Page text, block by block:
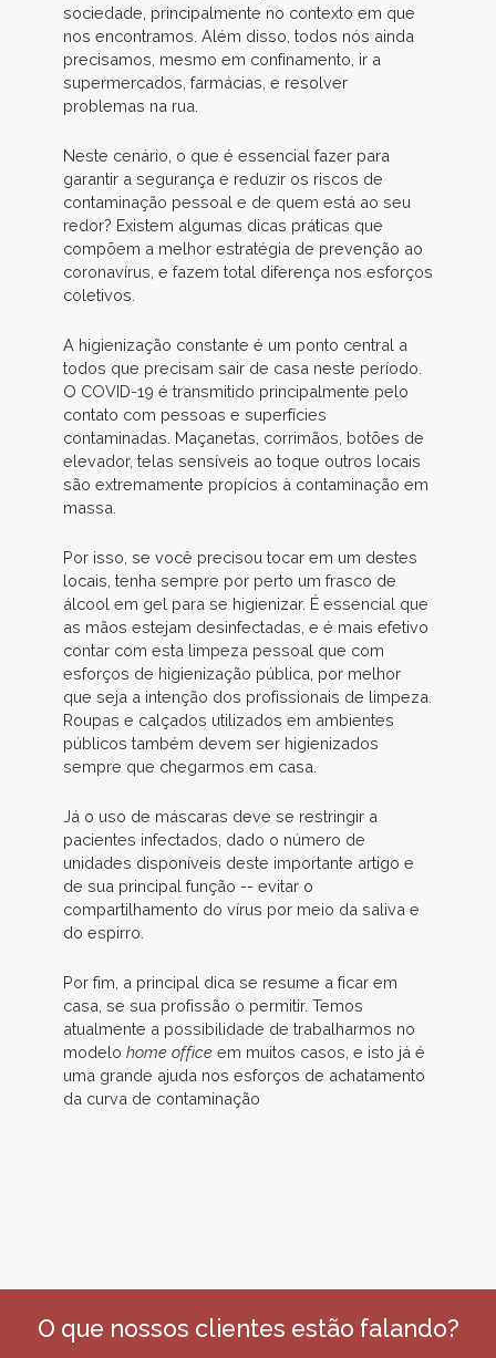
sociedade, principalmente no contexto em que
nos encontramos. Além disso, todos nós ainda
precisamos, mesmo em confinamento, ir a
supermercados, farmácias, e resolver
problemas na rua.
Neste cenário, o que é essencial fazer para
garantir a segurança e reduzir os riscos de
contaminação pessoal e de quem está ao seu
redor? Existem algumas dicas práticas que
compõem a melhor estratégia de prevenção ao
coronavírus, e fazem total diferença nos esforços
coletivos.
A higienização constante é um ponto central a
todos que precisam sair de casa neste período.
O COVID-19 é transmitido principalmente pelo
contato com pessoas e superfícies
contaminadas. Maçanetas, corrimãos, botões de
elevador, telas sensíveis ao toque outros locais
são extremamente propícios à contaminação em
massa.
Por isso, se você precisou tocar em um destes
locais, tenha sempre por perto um frasco de
álcool em gel para se higienizar. É essencial que
as mãos estejam desinfectadas, e é mais efetivo
contar com esta limpeza pessoal que com
esforços de higienização pública, por melhor
que seja a intenção dos profissionais de limpeza.
Roupas e calçados utilizados em ambientes
públicos também devem ser higienizados
sempre que chegarmos em casa.
Já o uso de máscaras deve se restringir a
pacientes infectados, dado o número de
unidades disponíveis deste importante artigo e
de sua principal função -- evitar o
compartilhamento do vírus por meio da saliva e
do espirro.
Por fim, a principal dica se resume a ficar em
casa, se sua profissão o permitir. Temos
atualmente a possibilidade de trabalharmos no
modelo home office em muitos casos, e isto já é
uma grande ajuda nos esforços de achatamento
da curva de contaminação
O que nossos clientes estão falando?